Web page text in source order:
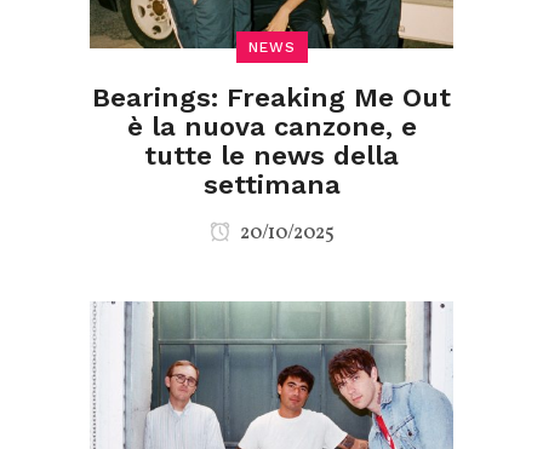
NEWS
Bearings: Freaking Me Out
è la nuova canzone, e
tutte le news della
settimana
20/10/2025